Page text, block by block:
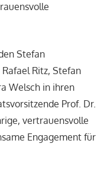
Stefan
Ritz, Stefan
Welsch in ihren
Prof. Dr.
vertrauensvolle
Engagement für